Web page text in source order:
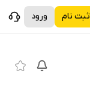
ثبت نام ورود